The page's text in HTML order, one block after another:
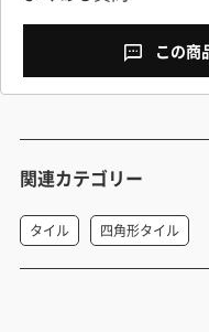
この商
関連カテゴリー
タイル 四角形タイル